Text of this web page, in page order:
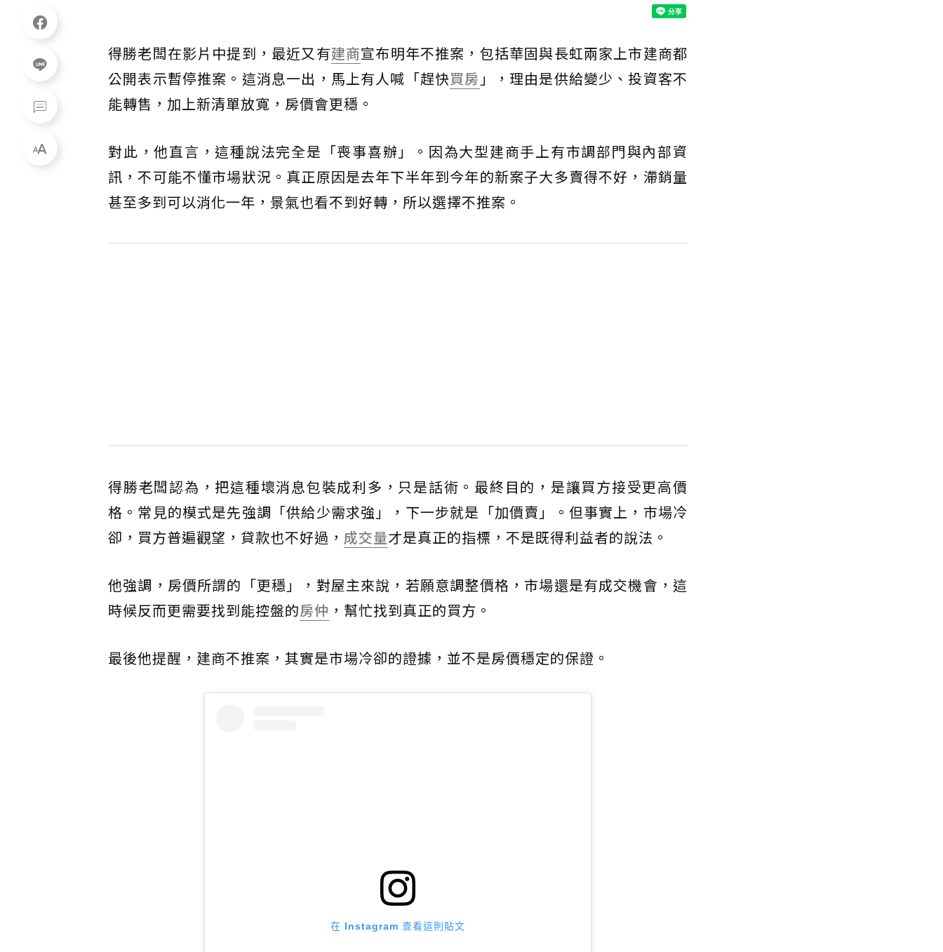
得勝老闆在影片中提到，最近又有建商宣布明年不推案，包括華固與長虹兩家上市建商都
公開表示暫停推案。這消息一出，馬上有人喊「趕快買房 」，理由是供給變少、投資客不
能轉售，加上新清單放寬，房價會更穩。
對此，他直言，這種說法完全是「喪事喜辦」。因為大型建商手上有市調部門與內部資
訊，不可能不懂市場狀況。真正原因是去年下半年到今年的新案子大多賣得不好，滯銷量
甚至多到可以消化一年，景氣也看不到好轉，所以選擇不推案。
得勝老闆認為，把這種壞消息包裝成利多，只是話術。最終目的，是讓買方接受更高價
格。常見的模式是先強調「供給少需求強」，下一步就是「加價賣」。但事實上，市場冷
卻，買方普遍觀望，貸款也不好過， 成交量才是真正的指標，不是既得利益者的說法。
他強調，房價所謂的「更穩」，對屋主來說，若願意調整價格，市場還是有成交機會，這
時候反而更需要找到能控盤的房仲 ，幫忙找到真正的買方。
最後他提醒，建商不推案，其實是市場冷卻的證據，並不是房價穩定的保證。
在 Instagram 查看這則貼文